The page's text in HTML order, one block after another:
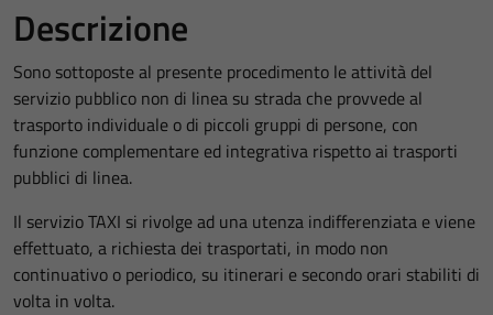
Descrizione
Sono sottoposte al presente procedimento le attività del
servizio pubblico non di linea su strada che provvede al
trasporto individuale o di piccoli gruppi di persone, con
funzione complementare ed integrativa rispetto ai trasporti
pubblici di linea.
Il servizio TAXI si rivolge ad una utenza indifferenziata e viene
effettuato, a richiesta dei trasportati, in modo non
continuativo o periodico, su itinerari e secondo orari stabiliti di
volta in volta.